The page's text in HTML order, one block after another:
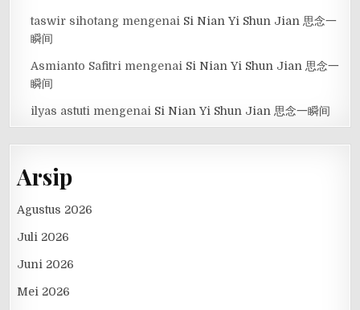
taswir sihotang mengenai Si Nian Yi Shun Jian 思念一
瞬间
Asmianto Safitri mengenai Si Nian Yi Shun Jian 思念一
瞬间
ilyas astuti mengenai Si Nian Yi Shun Jian 思念一瞬间
Arsip
Agustus 2026
Juli 2026
Juni 2026
Mei 2026